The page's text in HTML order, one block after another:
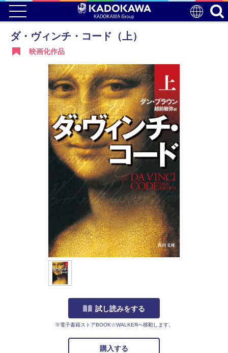
ダ・ヴィンチ・コード（上）
映画化作品
試し読みをする
※電子書籍ストアBOOK☆WALKERへ移動します。
購入する